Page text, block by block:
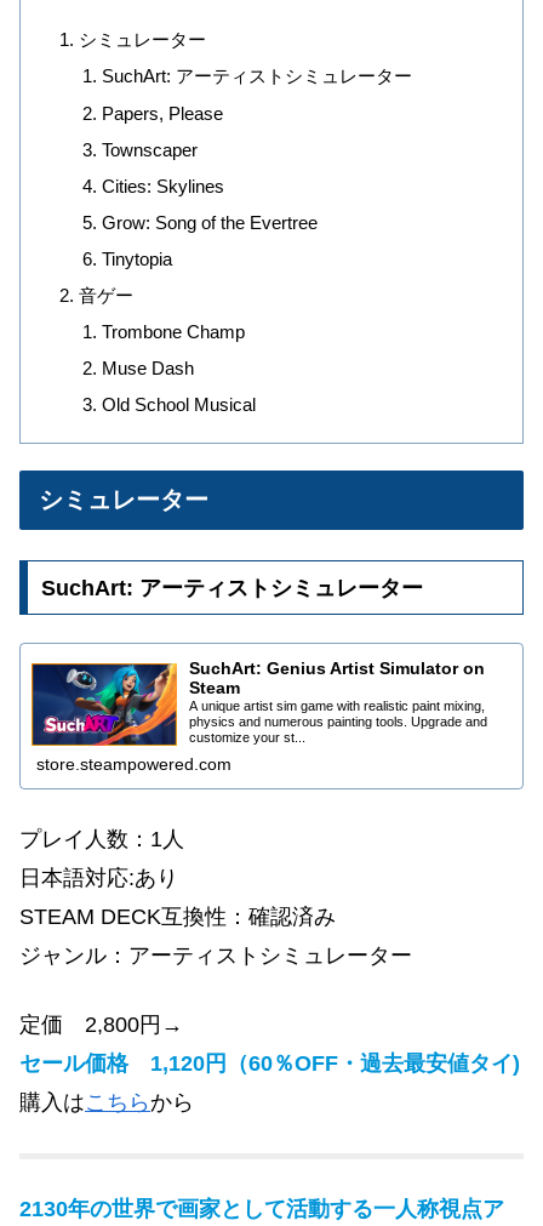
シミュレーター
SuchArt: アーティストシミュレーター
Papers, Please
Townscaper
Cities: Skylines
Grow: Song of the Evertree
Tinytopia
音ゲー
Trombone Champ
Muse Dash
Old School Musical
シミュレーター
SuchArt: アーティストシミュレーター
SuchArt: Genius Artist Simulator on
Steam
A unique artist sim game with realistic paint mixing,
physics and numerous painting tools. Upgrade and
customize your st...
store.steampowered.com
プレイ人数：1人
日本語対応:あり
STEAM DECK互換性：確認済み
ジャンル：アーティストシミュレーター
定価 2,800円→
セール価格 1,120円（60％OFF・過去最安値タイ)
購入はこちらから
2130年の世界で画家として活動する一人称視点ア